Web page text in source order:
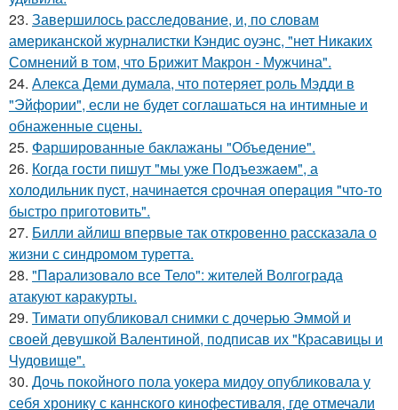
23. Завершилось расследование, и, по словам
американской журналистки Кэндис оуэнс, "нет Никаких
Сомнений в том, что Брижит Макрон - Мужчина".
24. Алекса Деми думала, что потеряет роль Мэдди в
"Эйфории", если не будет соглашаться на интимные и
обнаженные сцены.
25. Фаршированные баклажаны "Объедение".
26. Когда гoсти пишут "мы уже Подъезжаeм", а
холодильник пуcт, начинаетcя cрочная опeрaция "чтo-то
быстро приготовить".
27. Билли айлиш впервые так откровенно рассказала о
жизни с синдромом туретта.
28. "Пapализовало все Тело": жителей Волгограда
атакуют каракурты.
29. Тимати опубликовал снимки с дочерью Эммой и
своей девушкой Валентиной, подписав их "Красавицы и
Чудовище".
30. Дочь покойного пола уокера мидоу опубликовала у
себя хронику с каннского кинофестиваля, где отмечали